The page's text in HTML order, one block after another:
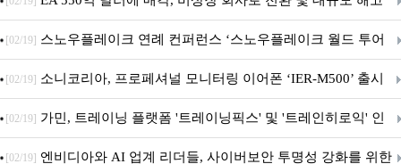
전망
[02/19] 스노우플레이크 연례 컨퍼런스 ‘스노우플레이크 월드 투어
서울’ 개최
[02/19] 소니코리아, 프로페셔널 모니터링 이어폰 ‘IER-M500’ 출시
[02/19] 가민, 트레이닝 플랫폼 '트레이닝픽스' 및 '트레인히로익' 인
수로 선수와 코치에 맞춤형 훈련 지원 확대
[02/19] 엔비디아와 AI 업계 리더들, 사이버보안 투명성 강화를 위한